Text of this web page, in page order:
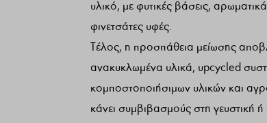
υλικό, με φυτικές βάσεις,
φινετσάτες υφές.
Τέλος, η προσπάθεια μείωσης
ανακυκλωμένα υλικά, upcycled
κομποστοποιήσιμων υλικών και
κάνει συμβιβασμούς στη γευστική